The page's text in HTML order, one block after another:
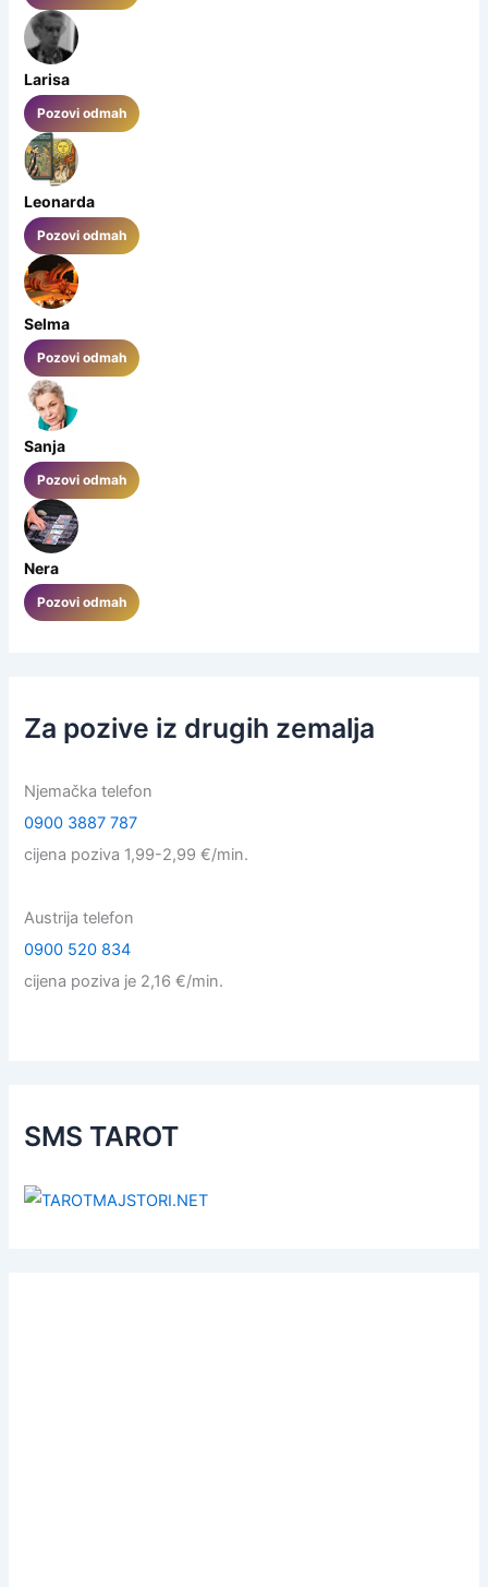
Larisa
Pozovi odmah
Leonarda
Pozovi odmah
Selma
Pozovi odmah
Sanja
Pozovi odmah
Nera
Pozovi odmah
Za pozive iz drugih zemalja
Njemačka telefon
0900 3887 787
cijena poziva 1,99-2,99 €/min.
Austrija telefon
0900 520 834
cijena poziva je 2,16 €/min.
SMS TAROT